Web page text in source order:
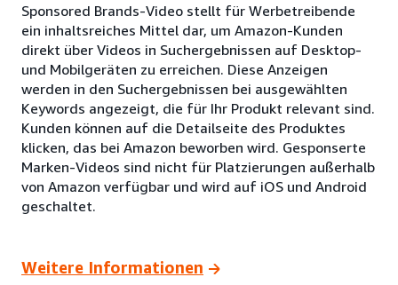
Sponsored Brands-Video stellt für Werbetreibende
ein inhaltsreiches Mittel dar, um Amazon-Kunden
direkt über Videos in Suchergebnissen auf Desktop-
und Mobilgeräten zu erreichen. Diese Anzeigen
werden in den Suchergebnissen bei ausgewählten
Keywords angezeigt, die für Ihr Produkt relevant sind.
Kunden können auf die Detailseite des Produktes
klicken, das bei Amazon beworben wird. Gesponserte
Marken-Videos sind nicht für Platzierungen außerhalb
von Amazon verfügbar und wird auf iOS und Android
geschaltet.
Weitere Informationen